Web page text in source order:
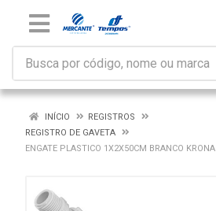
INÍCIO
REGISTROS
REGISTRO DE GAVETA
ENGATE PLASTICO 1X2X50CM BRANCO KRONA